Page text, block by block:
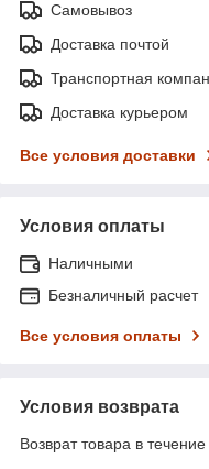
Самовывоз
Доставка почтой
Транспортная
Доставка курьером
Все условия доставки
Условия оплаты
Наличными
Безналичный расчет
Все условия оплаты
Условия возврата
Возврат товара в